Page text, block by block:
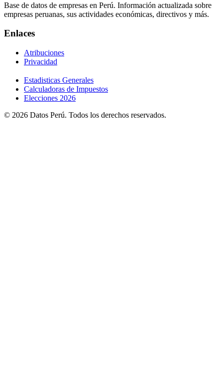
Base de datos de empresas en Perú. Información actualizada sobre
empresas peruanas, sus actividades económicas, directivos y más.
Enlaces
Atribuciones
Privacidad
Estadisticas Generales
Calculadoras de Impuestos
Elecciones 2026
© 2026 Datos Perú. Todos los derechos reservados.